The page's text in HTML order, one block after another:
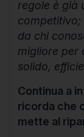
regole è già
da chi
migliore per
solido,
Continua a
ricorda che
mette al